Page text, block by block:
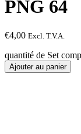
PNG 64
€4,00 Excl. T.V.A.
quantité de Set
Ajouter au panier